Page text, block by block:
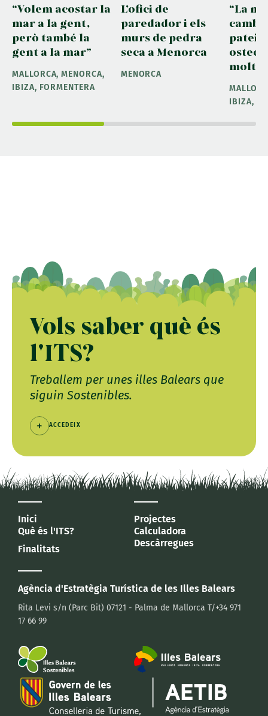
“Volem acostar la
mar a la gent,
però també la
gent a la mar”
MALLORCA, MENORCA,
IBIZA, FORMENTERA
L'ofici de
paredador i els
murs de pedra
seca a Menorca
MENORCA
“La
molt
IBIZA,
Vols saber què és
l'ITS?
Treballem per unes illes Balears que
siguin Sostenibles.
ACCEDEIX
Agència d'Estratègia Turística de les Illes Balears
Rita Levi s/n (Parc Bit) 07121 - Palma de Mallorca T/+34 971
17 66 99
Inici
Què és l'ITS?
Finalitats
Projectes
Calculadora
Descàrregues